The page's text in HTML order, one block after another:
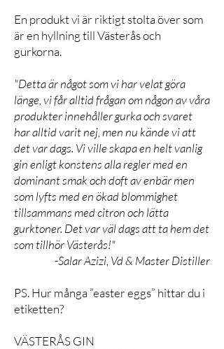
En produkt vi är riktigt stolta över som
är en hyllning till Västerås och
gurkorna.
"Detta är något som vi har velat göra
länge, vi får alltid frågan om någon av våra
produkter innehåller gurka och svaret
har alltid varit nej, men nu kände vi att
det var dags. Vi ville skapa en helt vanlig
gin enligt konstens alla regler med en
dominant smak och doft av enbär men
som lyfts med en ökad blommighet
tillsammans med citron och lätta
gurktoner. Det var väl dags att ta hem det
som tillhör Västerås!"
-Salar Azizi, Vd & Master Distiller
PS. Hur många ”easter eggs” hittar du i
etiketten?
VÄSTERÅS GIN